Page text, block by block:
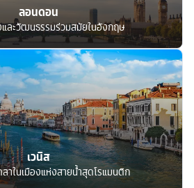
ลอนดอน
และวัฒนธรรมร่วมสมัยในอังกฤษ
เวนิส
าในเมืองแห่งสายน้ำสุดโรแมนติก